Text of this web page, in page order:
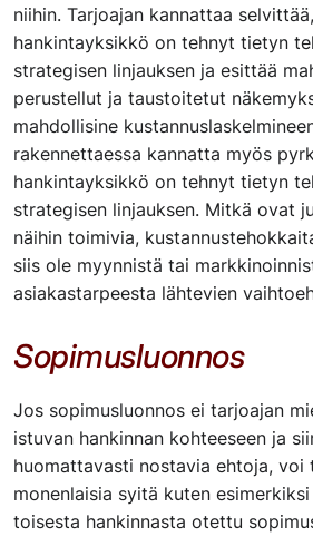
niihin. Tarjoajan kannattaa
hankintayksikkö on tehnyt tietyn
strategisen linjauksen ja esittää
perustellut ja taustoitetut
mahdollisine
rakennettaessa kannatta myös
hankintayksikkö on tehnyt tietyn
strategisen linjauksen. Mitkä ovat
näihin toimivia,
siis ole myynnistä tai
asiakastarpeesta lähtevien
Sopimusluonnos
Jos sopimusluonnos ei tarjoajan
istuvan hankinnan kohteeseen ja
huomattavasti nostavia ehtoja, voi
monenlaisia syitä kuten
toisesta hankinnasta otettu